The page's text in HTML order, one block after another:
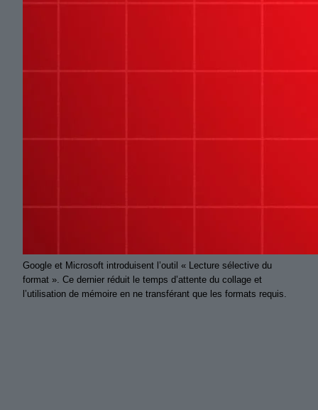
Google et Microsoft introduisent l’outil « Lecture sélective du
format ». Ce dernier réduit le temps d’attente du collage et
l’utilisation de mémoire en ne transférant que les formats requis.